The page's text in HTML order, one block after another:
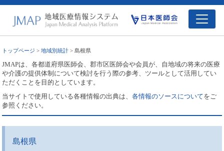
トップページ >地域別統計 > 島根県
JMAPは、各都道府県医師会、郡市区医師会や会員が、自地域の将来の医療
や介護の提供体制について検討を行う際の参考、ツールとして活用してい
ただくことを目的としています。
当サイトで使用している各種情報の出典は、各情報のソースについてをご
参照ください。
島根県